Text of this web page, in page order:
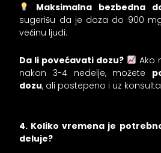
Maksimalna bezbedna
sugerišu da je doza do 900
većinu ljudi.
Da li povećavati dozu?
Ako
nakon 3-4 nedelje, možete
dozu, ali postepeno i uz
4. Koliko vremena je
deluje?